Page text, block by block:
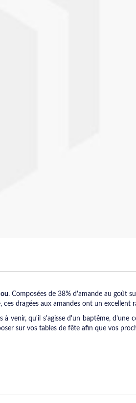
. Composées de 38% d'amande au goût
ces dragées aux amandes ont un
à venir, qu'il s'agisse d'un baptême,
sur vos tables de fête afin que vos